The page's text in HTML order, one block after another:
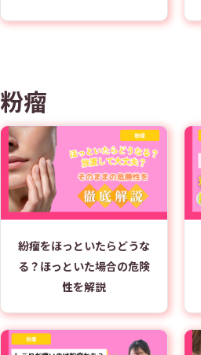
粉瘤
紛瘤をほっといたらどうな
る？ほっといた場合の危険
性を解説